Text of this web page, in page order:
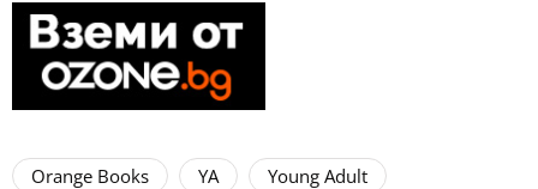
Orange Books YA
Young Adult